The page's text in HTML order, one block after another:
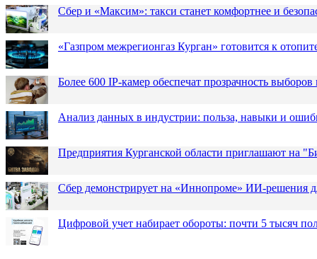
Сбер и «Максим»: такси станет комфортнее и
«Газпром межрегионгаз Курган» готовится к
Более 600 IP-камер обеспечат прозрачность
Анализ данных в индустрии: польза, навыки и
Предприятия Курганской области приглашают на
Сбер демонстрирует на «Иннопроме» ИИ-решения
Цифровой учет набирает обороты: почти 5 тысяч